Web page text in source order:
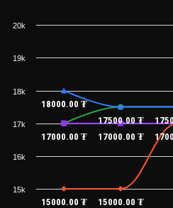
17000.00 ₮
17500.00 ₮
15000.00 ₮ 15000.00 ₮
17000.00 ₮
18000.00 ₮
15k
16k
17k
18k
19k
20k